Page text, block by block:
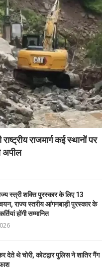
राजमार्ग कई स्थानों पर
अपील
स्त्री शक्ति पुरस्कार के लिए 13
राज्य स्तरीय आंगनबाड़ी पुरस्कार के
होंगी सम्मानित
देते थे चोरी, कोटद्वार पुलिस ने शातिर गैंग